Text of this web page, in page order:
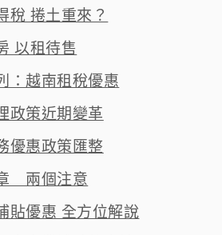
稅 捲土重來？
以租待售
：越南租稅優惠
政策近期變革
優惠政策匯整
兩個注意
貼優惠 全方位解說